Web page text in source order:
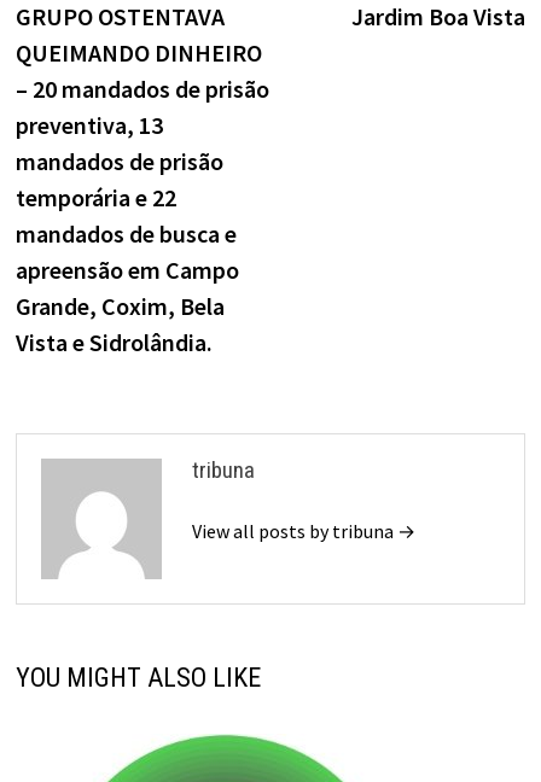
GRUPO OSTENTAVA
QUEIMANDO DINHEIRO
– 20 mandados de prisão
preventiva, 13
mandados de prisão
temporária e 22
mandados de busca e
apreensão em Campo
Grande, Coxim, Bela
Vista e Sidrolândia.
Jardim Boa Vista
tribuna
View all posts by tribuna →
YOU MIGHT ALSO LIKE